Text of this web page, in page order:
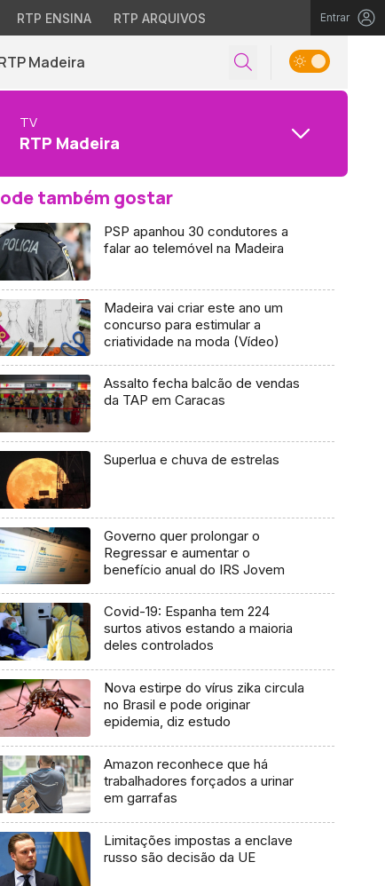
RTP ENSINA RTP ARQUIVOS Entrar
Madeira
TV
RTP Madeira
também gostar
PSP apanhou 30 condutores a
falar ao telemóvel na Madeira
Madeira vai criar este ano um
concurso para estimular a
criatividade na moda (Vídeo)
Assalto fecha balcão de vendas
da TAP em Caracas
Superlua e chuva de estrelas
Governo quer prolongar o
Regressar e aumentar o
benefício anual do IRS Jovem
Covid-19: Espanha tem 224
surtos ativos estando a maioria
deles controlados
Nova estirpe do vírus zika circula
no Brasil e pode originar
epidemia, diz estudo
Amazon reconhece que há
trabalhadores forçados a urinar
em garrafas
Limitações impostas a enclave
russo são decisão da UE